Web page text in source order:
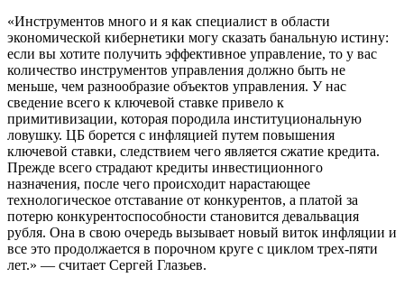
«Инструментов много и я как специалист в области
экономической кибернетики могу сказать банальную истину:
если вы хотите получить эффективное управление, то у вас
количество инструментов управления должно быть не
меньше, чем разнообразие объектов управления. У нас
сведение всего к ключевой ставке привело к
примитивизации, которая породила институциональную
ловушку. ЦБ борется с инфляцией путем повышения
ключевой ставки, следствием чего является сжатие кредита.
Прежде всего страдают кредиты инвестиционного
назначения, после чего происходит нарастающее
технологическое отставание от конкурентов, а платой за
потерю конкурентоспособности становится девальвация
рубля. Она в свою очередь вызывает новый виток инфляции и
все это продолжается в порочном круге с циклом трех-пяти
лет.» — считает Сергей Глазьев.